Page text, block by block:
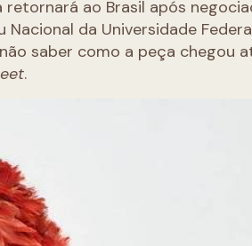
retornará ao Brasil após
Nacional da Universidade
saber como a peça chegou
.